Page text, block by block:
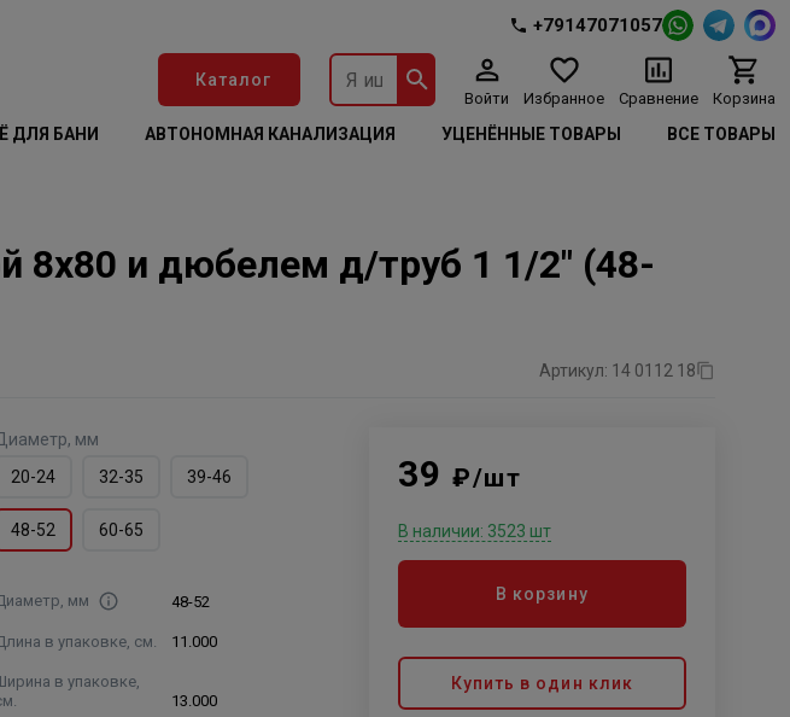
+79147071057
Каталог
Войти Избранное Сравнение Корзина
ДЛЯ БАНИ АВТОНОМНАЯ КАНАЛИЗАЦИЯ УЦЕНЁННЫЕ ТОВАРЫ ВСЕ ТОВАРЫ
8х80 и дюбелем д/труб 1 1/2" (48-
Артикул: 14 0112 18
мм
20-24
32-35 39-46
48-52 60-65
мм 48-52
в упаковке, см. 11.000
в упаковке,
13.000
39₽/шт
В наличии: 3523 шт
В корзину
Купить в один клик